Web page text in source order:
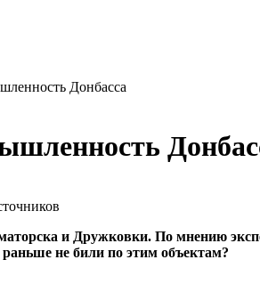
Донбасса
и Дружковки. По мнению
раньше не били по этим объектам?